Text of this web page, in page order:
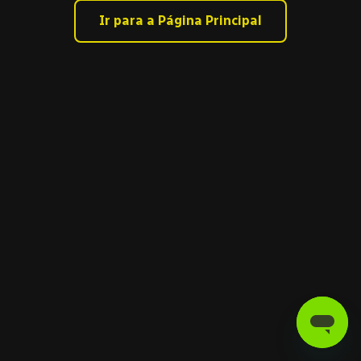
Ir para a Página Principal